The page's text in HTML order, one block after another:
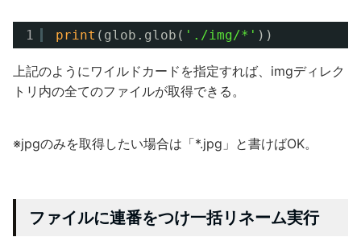
1 print (glob.glob( './img/*' ))
上記のようにワイルドカードを指定すれば、imgディレク
トリ内の全てのファイルが取得できる。
※jpgのみを取得したい場合は「*.jpg」と書けばOK。
ファイルに連番をつけ一括リネーム実行